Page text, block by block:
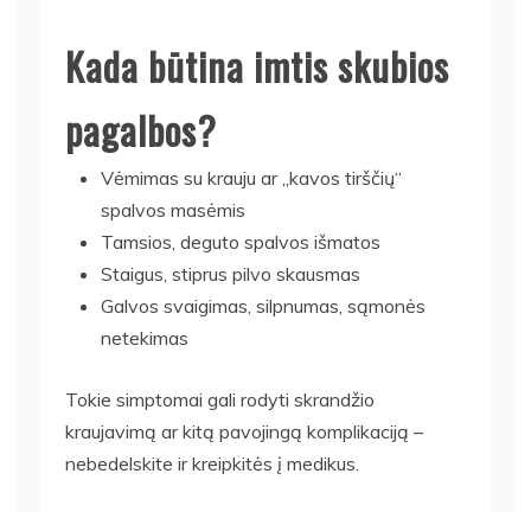
Kada būtina imtis skubios
pagalbos?
Vėmimas su krauju ar „kavos tirščių“
spalvos masėmis
Tamsios, deguto spalvos išmatos
Staigus, stiprus pilvo skausmas
Galvos svaigimas, silpnumas, sąmonės
netekimas
Tokie simptomai gali rodyti skrandžio
kraujavimą ar kitą pavojingą komplikaciją –
nebedelskite ir kreipkitės į medikus.